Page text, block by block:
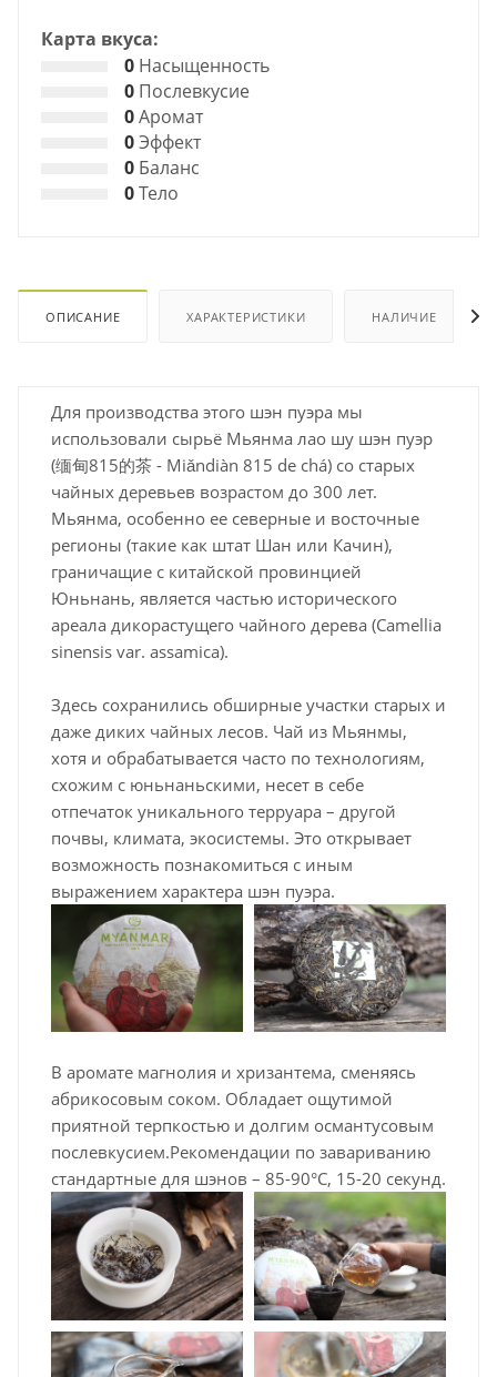
Карта вкуса:
0 Насыщенность
0 Послевкусие
0Аромат
0Эффект
0 Баланс
0Тело
ОПИСАНИЕ ХАРАКТЕРИСТИКИ НАЛИЧИЕ
Для производства этого шэн пуэра мы
использовали сырьё Мьянма лао шу шэн пуэр
(缅甸815的茶 - Miǎndiàn 815 de chá) со старых
чайных деревьев возрастом до 300 лет.
Мьянма, особенно ее северные и восточные
регионы (такие как штат Шан или Качин),
граничащие с китайской провинцией
Юньнань, является частью исторического
ареала дикорастущего чайного дерева (Camellia
sinensis var. assamica).
Здесь сохранились обширные участки старых и
даже диких чайных лесов. Чай из Мьянмы,
хотя и обрабатывается часто по технологиям,
схожим с юньнаньскими, несет в себе
отпечаток уникального терруара – другой
почвы, климата, экосистемы. Это открывает
возможность познакомиться с иным
выражением характера шэн пуэра.
В аромате магнолия и хризантема, сменяясь
абрикосовым соком. Обладает ощутимой
приятной терпкостью и долгим османтусовым
послевкусием.Рекомендации по завариванию
стандартные для шэнов – 85-90°C, 15-20 секунд.